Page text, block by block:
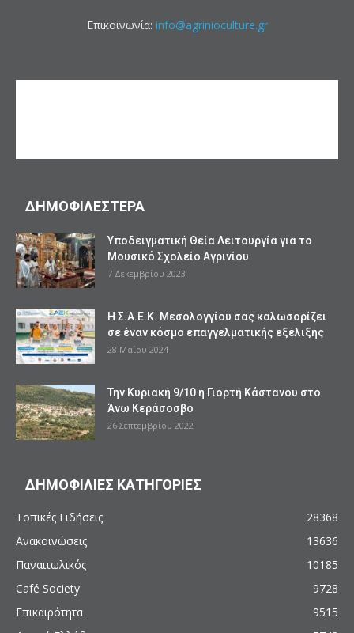
Επικοινωνία: info@agrinioculture.gr
ΔΗΜΟΦΙΛΕΣΤΕΡΑ
Υποδειγματική Θεία Λειτουργία για το
Μουσικό Σχολείο Αγρινίου
7 Δεκεμβρίου 2023
Η Σ.Α.Ε.Κ. Μεσολογγίου σας καλωσορίζει
σε έναν κόσμο επαγγελματικής εξέλιξης
28 Μαΐου 2024
Την Κυριακή 9/10 η Γιορτή Κάστανου στο
Άνω Κεράσοσβο
26 Σεπτεμβρίου 2022
ΔΗΜΟΦΙΛΙΕΣ ΚΑΤΗΓΟΡΙΕΣ
Τοπικές Ειδήσεις
28368
Ανακοινώσεις
13636
Παναιτωλικός
10185
Café Society
9728
Επικαιρότητα
9515